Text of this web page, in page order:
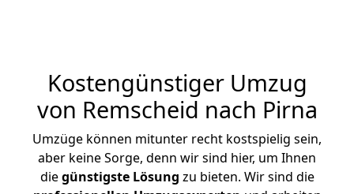
Kostengünstiger Umzug
von Remscheid nach Pirna
Umzüge können mitunter recht kostspielig sein,
aber keine Sorge, denn wir sind hier, um Ihnen
diegünstigste Lösung zu bieten. Wir sind die